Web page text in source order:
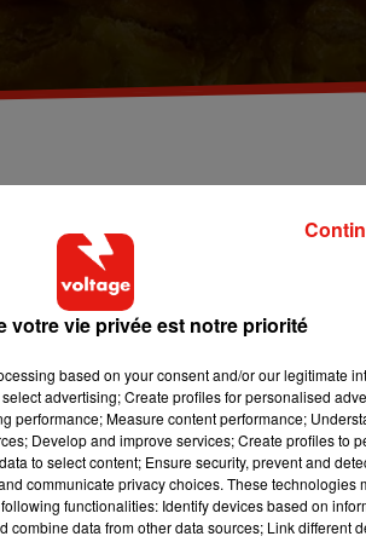
est la suivante : « quelle est la
tranchés !
au Québec, en Acadie, en Suisse,
chrétienne qui célèbre la visite des rois
: « quand doit-on la manger ? samedi
naissance de Jésus", sauf que, parfois, le
déplacer cette date au premier
dédié à l'Épiphanie, la galette des rois
votre vie privée est notre priorité
based on your consent and/or our legitimate
advertising; Create profiles for personalised
performance; Measure content performance;
Develop and improve services; Create profiles to
to select content; Ensure security, prevent and
communicate privacy choices. These technologies
functionalities: Identify devices based on
data from other data sources; Link different